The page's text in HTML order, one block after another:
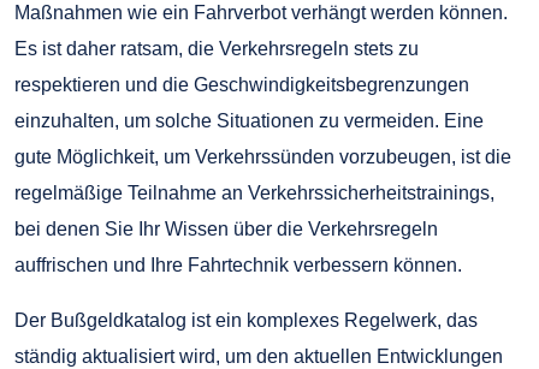
Maßnahmen wie ein Fahrverbot verhängt werden können.
Es ist daher ratsam, die Verkehrsregeln stets zu
respektieren und die Geschwindigkeitsbegrenzungen
einzuhalten, um solche Situationen zu vermeiden. Eine
gute Möglichkeit, um Verkehrssünden vorzubeugen, ist die
regelmäßige Teilnahme an Verkehrssicherheitstrainings,
bei denen Sie Ihr Wissen über die Verkehrsregeln
auffrischen und Ihre Fahrtechnik verbessern können.
Der Bußgeldkatalog ist ein komplexes Regelwerk, das
ständig aktualisiert wird, um den aktuellen Entwicklungen